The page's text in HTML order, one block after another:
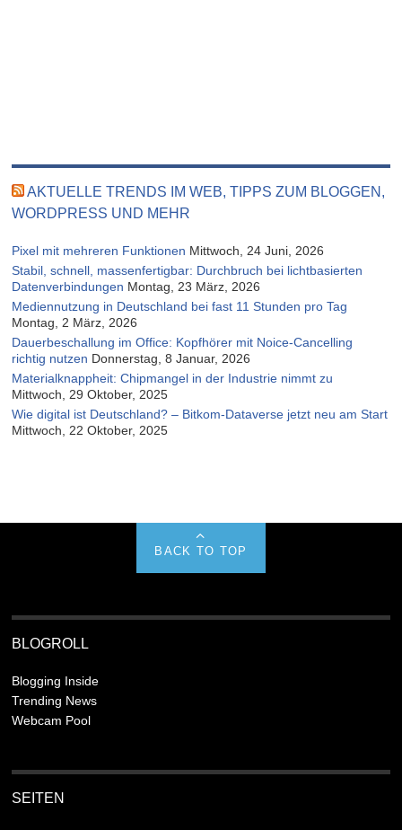
AKTUELLE TRENDS IM WEB, TIPPS ZUM BLOGGEN,
WORDPRESS UND MEHR
Pixel mit mehreren Funktionen Mittwoch, 24 Juni, 2026
Stabil, schnell, massenfertigbar: Durchbruch bei lichtbasierten
Datenverbindungen Montag, 23 März, 2026
Mediennutzung in Deutschland bei fast 11 Stunden pro Tag
Montag, 2 März, 2026
Dauerbeschallung im Office: Kopfhörer mit Noice-Cancelling
richtig nutzen Donnerstag, 8 Januar, 2026
Materialknappheit: Chipmangel in der Industrie nimmt zu
Mittwoch, 29 Oktober, 2025
Wie digital ist Deutschland? – Bitkom-Dataverse jetzt neu am Start
Mittwoch, 22 Oktober, 2025
BACK TO TOP
BLOGROLL
Blogging Inside
Trending News
Webcam Pool
SEITEN